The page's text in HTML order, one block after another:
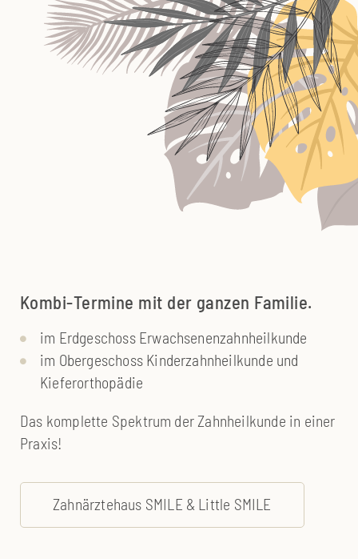
Kombi-Termine mit der ganzen Familie.
im Erdgeschoss Erwachsenenzahnheilkunde
im Obergeschoss Kinderzahnheilkunde und
Kieferorthopädie
Das komplette Spektrum der Zahnheilkunde in einer
Praxis!
Zahnärztehaus SMILE & Little SMILE